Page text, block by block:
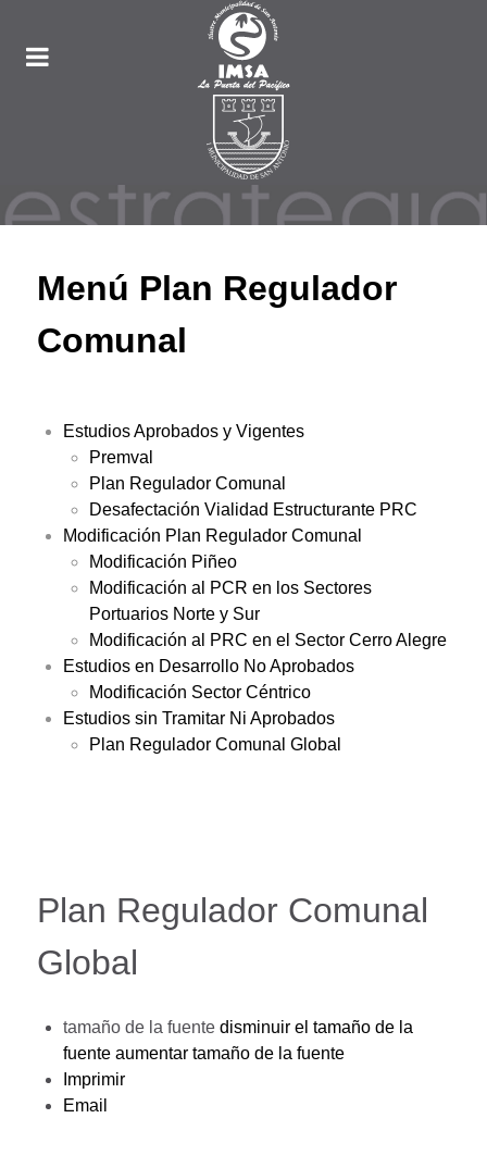
Menú Plan Regulador
Comunal
Estudios Aprobados y Vigentes
Premval
Plan Regulador Comunal
Desafectación Vialidad Estructurante PRC
Modificación Plan Regulador Comunal
Modificación Piñeo
Modificación al PCR en los Sectores
Portuarios Norte y Sur
Modificación al PRC en el Sector Cerro Alegre
Estudios en Desarrollo No Aprobados
Modificación Sector Céntrico
Estudios sin Tramitar Ni Aprobados
Plan Regulador Comunal Global
Plan Regulador Comunal
Global
tamaño de la fuente disminuir el tamaño de la
fuente aumentar tamaño de la fuente
Imprimir
Email